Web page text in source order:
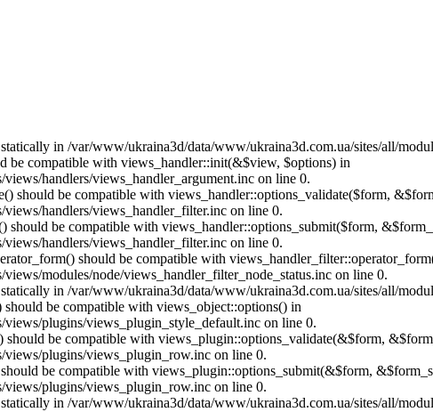
in /var/www/ukraina3d/data/www/ukraina3d.com.ua/sites/all/
be compatible with views_handler::init(&$view, $options) in
handlers/views_handler_argument.inc on line 0.
should be compatible with views_handler::options_validate($form,
handlers/views_handler_filter.inc on line 0.
be compatible with views_handler::options_submit($form,
handlers/views_handler_filter.inc on line 0.
should be compatible with
modules/node/views_handler_filter_node_status.inc on line 0.
in /var/www/ukraina3d/data/www/ukraina3d.com.ua/sites/all/
be compatible with views_object::options() in
plugins/views_plugin_style_default.inc on line 0.
be compatible with views_plugin::options_validate(&$form,
plugins/views_plugin_row.inc on line 0.
be compatible with views_plugin::options_submit(&$form,
plugins/views_plugin_row.inc on line 0.
in /var/www/ukraina3d/data/www/ukraina3d.com.ua/sites/all/